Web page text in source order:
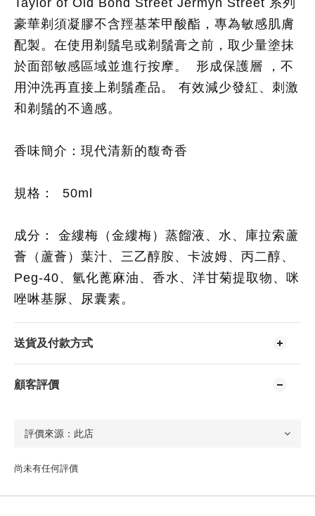
Taylor of Old Bond Street Jermyn Street 系列
豪華剃須凝膠不含羥基苯甲酸酯，專為敏感肌膚
配製。在使用剃鬚皂或剃鬚膏之前，取少量塗抹
於面部敏感區域並進行按摩。 形成保護層 ，不
用沖洗再直接上剃鬚產品。 有效減少發紅、刺激
和剃鬚的不適感。
香味簡介：現代清新的馥奇香
規格： 50ml
成分： 金縷梅（金縷梅）蒸餾液、水、庫拉索蘆
薈（蘆薈）葉汁、三乙醇胺、卡波姆、丙二醇、
Peg-40、氫化蓖麻油、香水、洋甘菊提取物、咪
唑啉基脲、尿囊素。
送貨及付款方式
顧客評價
尚未有任何評價